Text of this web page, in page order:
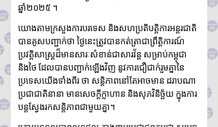
ពេលពួកគាត់យំ ពេលនិយាយមក
កាន់ខ្ញុំ ពួកគាត់មិនអាចទៅផ្ទះវិញ
ដោយសារថៃគ្រប់គ្រង ពួកគាត់
សមនឹងត្រឡប់ទៅផ្ទះវិញ»
ឆ្នាំ២០២៥ ។
យោងតាមក្រសួងការបរទេស និងសហប្រតិបត្តិការអន្តរជាតិ
បានគូស​បញ្ជាក់ថា ថ្ងៃនេះត្រូវបានកត់ត្រាជាព្រឹត្តិការណ៍
ប្រវត្តិសាស្ត្រដ៏មានសារៈសំខាន់ជាសារវ័ន្ត សម្រាប់កម្ពុជា
និងថៃ ដែលបានបញ្ជាក់ឡើងវិញ នូវការជឿជាក់រួមគ្នានៃ
ប្រទេសយើងទាំងពីរ ថា សន្តិភាពនៅតែអាចមាន ដរាបណា
ប្រជាជាតិនានា មានសេចក្តីក្លាហាន និងសុភវិនិច្ឆ័យ ក្នុងការ
បន្តស្វែងរកសន្តិភាពជាមួយគ្នា។